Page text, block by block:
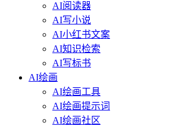
AI阅读器
AI写小说
AI小红书文案
AI知识检索
AI写标书
AI绘画
AI绘画工具
AI绘画提示词
AI绘画社区